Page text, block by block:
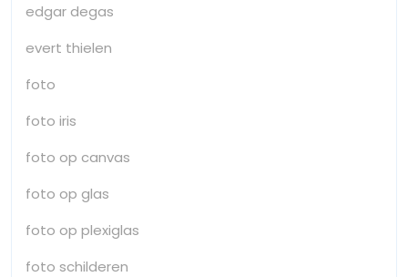
edgar degas
evert thielen
foto
foto iris
foto op canvas
foto op glas
foto op plexiglas
foto schilderen